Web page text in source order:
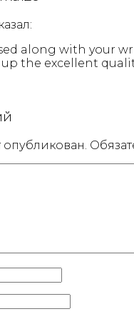
along with your
up the excellent